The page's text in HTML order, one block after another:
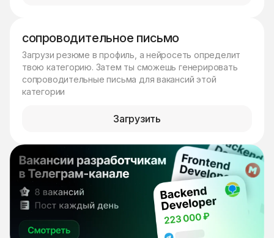
сопроводительное письмо
Загрузи резюме в профиль, а нейросеть определит
твою категорию. Затем ты сможешь генерировать
сопроводительные письма для вакансий этой
категории
Загрузить